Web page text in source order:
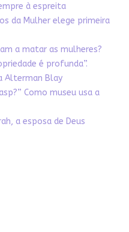
à espreita
da Mulher elege primeira
a matar as mulheres?
é profunda”.
Alterman Blay
Como museu usa a
a esposa de Deus